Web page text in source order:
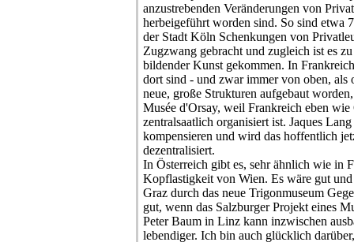
anzustrebenden Veränderungen von
herbeigeführt worden sind. So sind etwa
der Stadt Köln Schenkungen von
Zugzwang gebracht und zugleich ist es
bildender Kunst gekommen. In
dort sind - und zwar immer von oben, als
neue, große Strukturen aufgebaut
Musée d'Orsay, weil Frankreich eben
zentralsaatlich organisiert ist. Jaques
kompensieren und wird das hoffentlich
dezentralisiert.
In Österreich gibt es, sehr ähnlich wie in
Kopflastigkeit von Wien. Es wäre gut
Graz durch das neue Trigonmuseum
gut, wenn das Salzburger Projekt eines
Peter Baum in Linz kann inzwischen
lebendiger. Ich bin auch glücklich